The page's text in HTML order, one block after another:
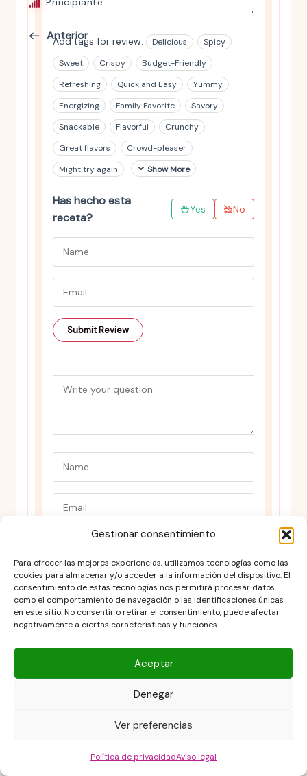
Gestionar consentimiento
Para ofrecer las mejores experiencias, utilizamos tecnologías como las
cookies para almacenar y/o acceder a la información del dispositivo. El
consentimiento de estas tecnologías nos permitirá procesar datos
como el comportamiento de navegación o las identificaciones únicas
en este sitio. No consentir o retirar el consentimiento, puede afectar
negativamente a ciertas características y funciones.
Aceptar
Denegar
Ver preferencias
Política de privacidadAviso legal
Anterior
Add tags for review: Delicious
Spicy
Sweet
Crispy
Budget-Friendly
Refreshing
Quick and Easy
Yummy
Energizing
Family Favorite
Savory
Snackable
Flavorful
Crunchy
Great flavors
Crowd-pleaser
Might try again
Show More
Has hecho esta
receta?
Yes No
Contacto
DESCARGO DE RESPONSABILIDAD
POLÍTICA DE PRIVACIDAD